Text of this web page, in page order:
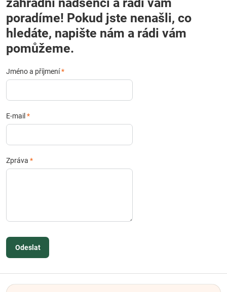
poradíme! Pokud jste nenašli, co
hledáte, napište nám a rádi vám
pomůžeme.
Jméno a příjmení*
E-mail *
Zpráva *
Odeslat